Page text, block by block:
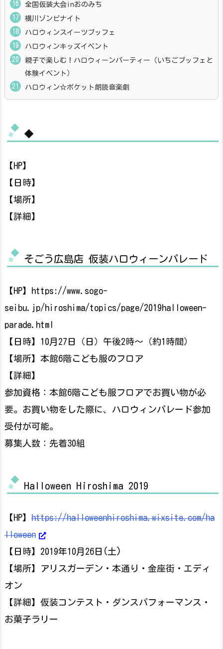
全国仮装大会inおのみち
横川ゾンビナイト
ハロウィンスイーツブッフェ
ハロウィンキッズイベント
親子で楽しむ！ハロウィーンパーティー（いちごブッフェと
体験イベント）
ハロウィン☆ポケット朗読音楽劇
◆
【HP】
【日時】
【場所】
【詳細】
そごう広島店 仮装ハロウィーンパレード
【HP】https://www.sogo-
seibu.jp/hiroshima/topics/page/2019halloween-
parade.html
【日時】10月27日（日）午後2時～（約1時間）
【場所】本館6階こども服のフロア
【詳細】
参加資格：本館6階こども服フロアでお買い物が必
要。お買い物をした際に、ハロウィンパレード参加
受付が可能。
募集人数：先着30組
Halloween Hiroshima 2019
【HP】 https://halloweenhiroshima.wixsite.com/ha
lloween
【日時】2019年10月26日(土)
【場所】アリスガーデン・本通り・金座街・エディ
オン
【詳細】仮装コンテスト・ダンスパフォーマンス・
お菓子ラリー